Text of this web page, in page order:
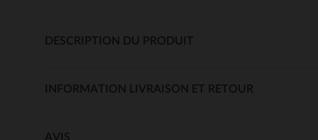
DESCRIPTION DU PRODUIT
INFORMATION LIVRAISON ET RETOUR
AVIS